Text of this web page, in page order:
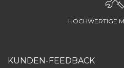
HOCHWERTIGE
KUNDEN-FEEDBACK